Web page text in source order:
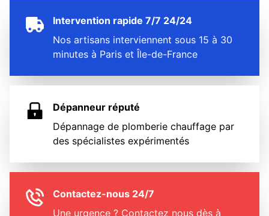
Intervention rapide 7/7 24/24
Nos artisans interviennent sous 15 à 30
minutes à Paris et Île-de-France
Dépanneur réputé
Dépannage de plomberie chauffage par
des spécialistes expérimentés
Contactez-nous 24/7
Une urgence ? Contactez nous dès à